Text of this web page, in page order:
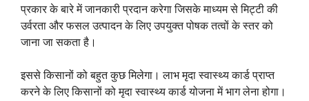
प्रकार के बारे में जानकारी प्रदान करेगा जिसके माध्यम से मिट्टी की
उर्वरता और फसल उत्पादन के लिए उपयुक्त पोषक तत्वों के स्तर को
जाना जा सकता है।
इससे किसानों को बहुत कुछ मिलेगा। लाभ मृदा स्वास्थ्य कार्ड प्राप्त
करने के लिए किसानों को मृदा स्वास्थ्य कार्ड योजना में भाग लेना होगा।